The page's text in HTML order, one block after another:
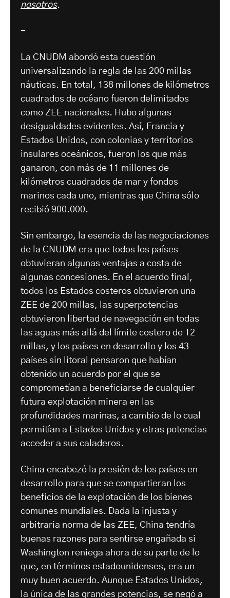
nosotros.
-
La CNUDM abordó esta cuestión
universalizando la regla de las 200 millas
náuticas. En total, 138 millones de kilómetros
cuadrados de océano fueron delimitados
como ZEE nacionales. Hubo algunas
desigualdades evidentes. Así, Francia y
Estados Unidos, con colonias y territorios
insulares oceánicos, fueron los que más
ganaron, con más de 11 millones de
kilómetros cuadrados de mar y fondos
marinos cada uno, mientras que China sólo
recibió 900.000.
Sin embargo, la esencia de las negociaciones
de la CNUDM era que todos los países
obtuvieran algunas ventajas a costa de
algunas concesiones. En el acuerdo final,
todos los Estados costeros obtuvieron una
ZEE de 200 millas, las superpotencias
obtuvieron libertad de navegación en todas
las aguas más allá del límite costero de 12
millas, y los países en desarrollo y los 43
países sin litoral pensaron que habían
obtenido un acuerdo por el que se
comprometían a beneficiarse de cualquier
futura explotación minera en las
profundidades marinas, a cambio de lo cual
permitían a Estados Unidos y otras potencias
acceder a sus caladeros.
China encabezó la presión de los países en
desarrollo para que se compartieran los
beneficios de la explotación de los bienes
comunes mundiales. Dada la injusta y
arbitraria norma de las ZEE, China tendría
buenas razones para sentirse engañada si
Washington reniega ahora de su parte de lo
que, en términos estadounidenses, era un
muy buen acuerdo. Aunque Estados Unidos,
la única de las grandes potencias, se negó a